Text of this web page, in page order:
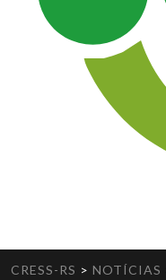
CRESS-RS > NOTÍCIAS